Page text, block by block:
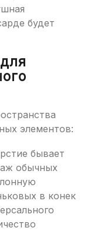
будет
элементов:
бывает
обычных
в конек